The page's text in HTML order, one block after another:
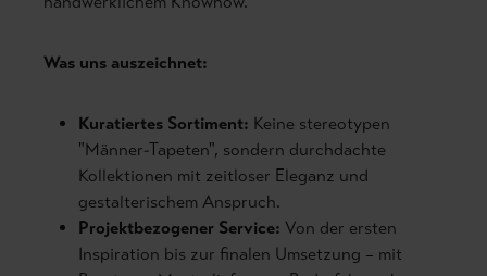
Was uns auszeichnet:
Kuratiertes Sortiment: Keine stereotypen
"Männer-Tapeten", sondern durchdachte
Kollektionen mit zeitloser Eleganz und
gestalterischem Anspruch.
Projektbezogener Service: Von der ersten
Inspiration bis zur finalen Umsetzung – mit